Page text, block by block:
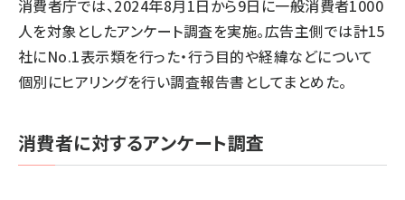
消費者庁では、2024年8月1日から9日に一般消費者1000
人を対象としたアンケート調査を実施。広告主側では計15
社にNo.1表示類を行った・行う目的や経緯などについて
個別にヒアリングを行い調査報告書としてまとめた。
消費者に対するアンケート調査